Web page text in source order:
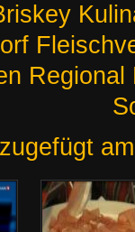
Regional
am